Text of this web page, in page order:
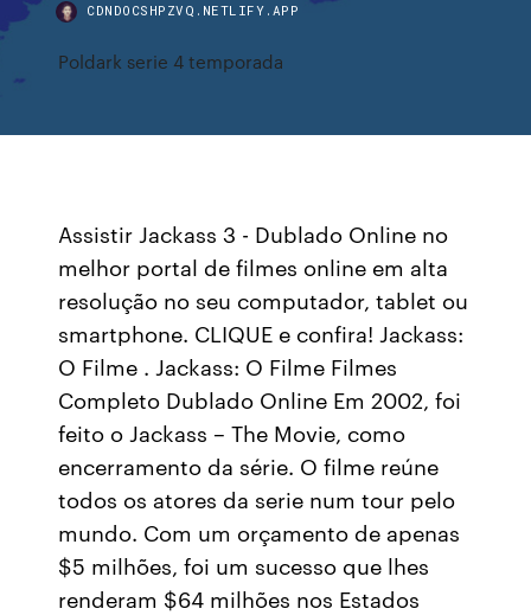
CDNDOCSHPZVQ.NETLIFY.APP
Poldark serie 4 temporada
Assistir Jackass 3 - Dublado Online no
melhor portal de filmes online em alta
resolução no seu computador, tablet ou
smartphone. CLIQUE e confira! Jackass:
O Filme . Jackass: O Filme Filmes
Completo Dublado Online Em 2002, foi
feito o Jackass – The Movie, como
encerramento da série. O filme reúne
todos os atores da serie num tour pelo
mundo. Com um orçamento de apenas
$5 milhões, foi um sucesso que lhes
renderam $64 milhões nos Estados